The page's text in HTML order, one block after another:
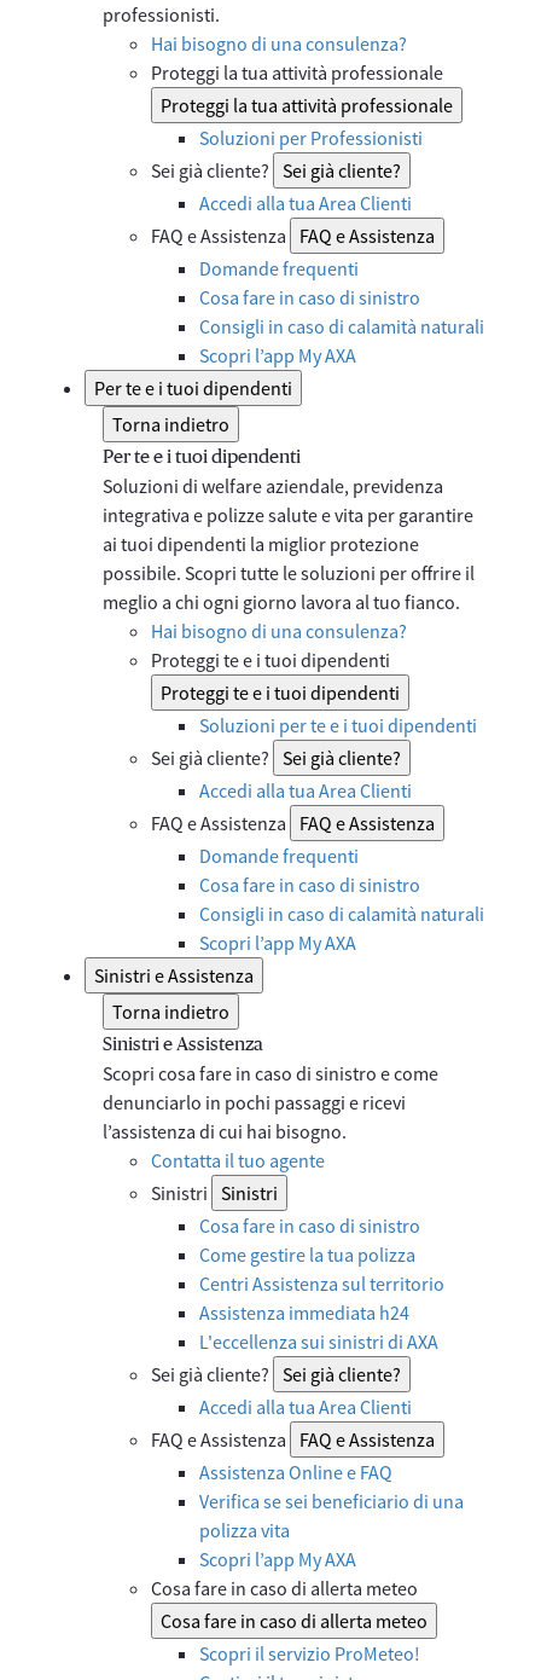
professionisti.
Hai bisogno di una consulenza?
Proteggi la tua attività professionale
Proteggi la tua attività professionale
Soluzioni per Professionisti
Sei già cliente? Sei già cliente?
Accedi alla tua Area Clienti
FAQ e Assistenza
FAQ e Assistenza
Domande frequenti
Cosa fare in caso di sinistro
Consigli in caso di calamità naturali
Scopri l’app My AXA
Per te e i tuoi dipendenti
Torna indietro
Per te e i tuoi dipendenti
Soluzioni di welfare aziendale, previdenza
integrativa e polizze salute e vita per garantire
ai tuoi dipendenti la miglior protezione
possibile. Scopri tutte le soluzioni per offrire il
meglio a chi ogni giorno lavora al tuo fianco.
Hai bisogno di una consulenza?
Proteggi te e i tuoi dipendenti
Proteggi te e i tuoi dipendenti
Soluzioni per te e i tuoi dipendenti
Sei già cliente? Sei già cliente?
Accedi alla tua Area Clienti
FAQ e Assistenza
FAQ e Assistenza
Domande frequenti
Cosa fare in caso di sinistro
Consigli in caso di calamità naturali
Scopri l’app My AXA
Sinistri e Assistenza
Torna indietro
Sinistri e Assistenza
Scopri cosa fare in caso di sinistro e come
denunciarlo in pochi passaggi e ricevi
l’assistenza di cui hai bisogno.
Contatta il tuo agente
Sinistri Sinistri
Cosa fare in caso di sinistro
Come gestire la tua polizza
Centri Assistenza sul territorio
Assistenza immediata h24
L'eccellenza sui sinistri di AXA
Sei già cliente? Sei già cliente?
Accedi alla tua Area Clienti
FAQ e Assistenza
FAQ e Assistenza
Assistenza Online e FAQ
Verifica se sei beneficiario di una
polizza vita
Scopri l’app My AXA
Cosa fare in caso di allerta meteo
Cosa fare in caso di allerta meteo
Scopri il servizio ProMeteo!